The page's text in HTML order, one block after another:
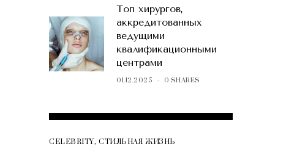
Топ хирургов,
аккредитованных
ведущими
квалификационными
центрами
01.12.2025 0 SHARES
CELEBRITY,СТИЛЬНАЯ ЖИЗНЬ